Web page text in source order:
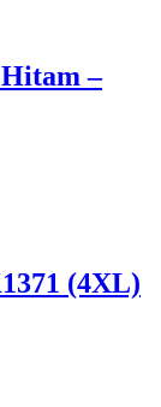
–
(4XL)